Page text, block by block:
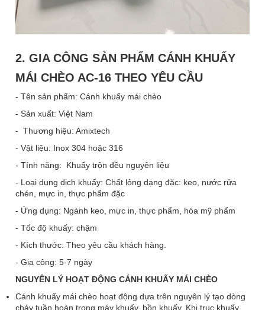
2. GIA CÔNG SẢN PHẨM CÁNH KHUẤY
MÁI CHÈO AC-16 THEO YÊU CẦU
- Tên sản phẩm: Cánh khuấy mái chèo
- Sản xuất: Việt Nam
- Thương hiệu: Amixtech
- Vật liệu: Inox 304 hoặc 316
- Tính năng: Khuấy trộn đều nguyên liệu
- Loại dung dịch khuấy: Chất lỏng dạng đặc: keo, nước rửa
chén, mực in, thực phẩm đặc
- Ứng dụng: Ngành keo, mực in, thực phẩm, hóa mỹ phẩm
- Tốc độ khuấy: chậm
- Kích thước: Theo yêu cầu khách hàng.
- Gia công: 5-7 ngày
NGUYÊN LÝ HOẠT ĐỘNG CÁNH KHUẤY MÁI CHÈO
Cánh khuấy mái chèo hoạt động dựa trên nguyên lý tạo dòng
chảy tuần hoàn trong máy khuấy, bồn khuấy. Khi trục khuấy